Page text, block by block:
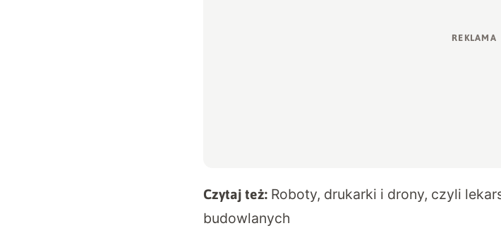
Czytaj też: Roboty, drukarki i drony, czyli
budowlanych